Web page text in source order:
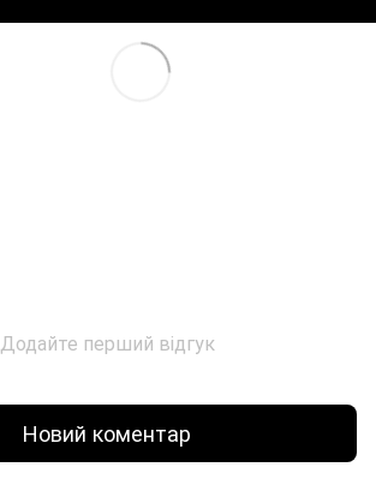
Додайте перший відгук
Новий коментар